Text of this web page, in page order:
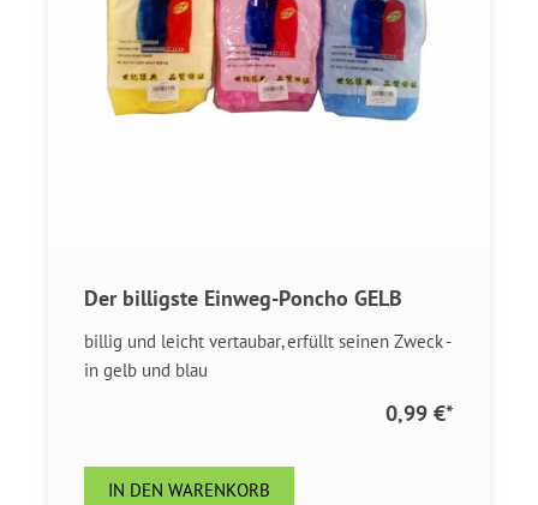
Der billigste Einweg-Poncho GELB
billig und leicht vertaubar, erfüllt seinen Zweck -
in gelb und blau
0,99 €*
IN DEN WARENKORB